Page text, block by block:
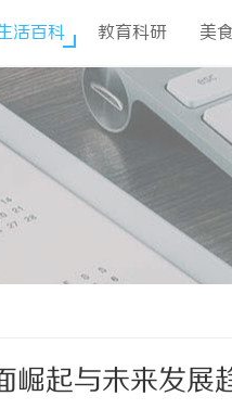
活百科 教育科研 美
崛起与未来发展